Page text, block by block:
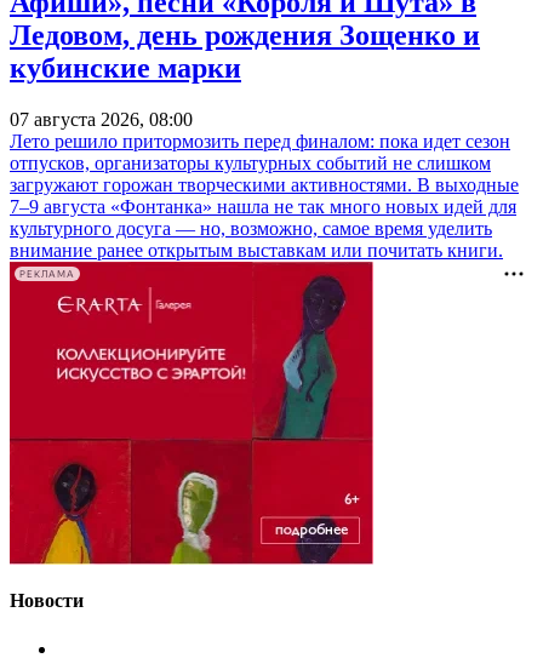
Ледовом, день рождения Зощенко и
кубинские марки
07 августа 2026, 08:00
Лето решило притормозить перед финалом: пока идет сезон
отпусков, организаторы культурных событий не слишком
загружают горожан творческими активностями. В выходные
7–9 августа «Фонтанка» нашла не так много новых идей для
культурного досуга — но, возможно, самое время уделить
внимание ранее открытым выставкам или почитать книги.
РЕКЛАМА
Новости